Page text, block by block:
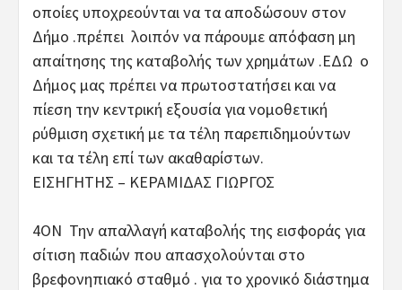
οποίες υποχρεούνται να τα αποδώσουν στον
Δήμο .πρέπει λοιπόν να πάρουμε απόφαση μη
απαίτησης της καταβολής των χρημάτων .ΕΔΩ ο
Δήμος μας πρέπει να πρωτοστατήσει και να
πίεση την κεντρική εξουσία για νομοθετική
ρύθμιση σχετική με τα τέλη παρεπιδημούντων
και τα τέλη επί των ακαθαρίστων.
ΕΙΣΗΓΗΤΗΣ – ΚΕΡΑΜΙΔΑΣ ΓΙΩΡΓΟΣ
4ΟΝ Την απαλλαγή καταβολής της εισφοράς για
σίτιση παδιών που απασχολούνται στο
βρεφονηπιακό σταθμό . για το χρονικό διάστημα